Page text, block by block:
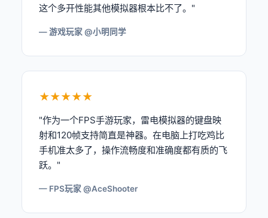
这个多开性能其他模拟器根本比不了。"
— 游戏玩家 @小明同学
★★★★★
"作为一个FPS手游玩家，雷电模拟器的键盘映
射和120帧支持简直是神器。在电脑上打吃鸡比
手机准太多了，操作流畅度和准确度都有质的飞
跃。"
— FPS玩家 @AceShooter